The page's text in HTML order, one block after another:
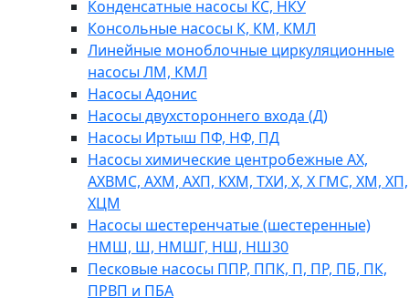
Конденсатные насосы КС, НКУ
Консольные насосы К, КМ, КМЛ
Линейные моноблочные циркуляционные
насосы ЛМ, КМЛ
Насосы Адонис
Насосы двухстороннего входа (Д)
Насосы Иртыш ПФ, НФ, ПД
Насосы химические центробежные АХ,
АХВМС, АХМ, АХП, КХМ, ТХИ, Х, Х ГМС, ХМ, ХП,
ХЦМ
Насосы шестеренчатые (шестеренные)
НМШ, Ш, НМШГ, НШ, НШ30
Песковые насосы ППР, ППК, П, ПР, ПБ, ПК,
ПРВП и ПБА